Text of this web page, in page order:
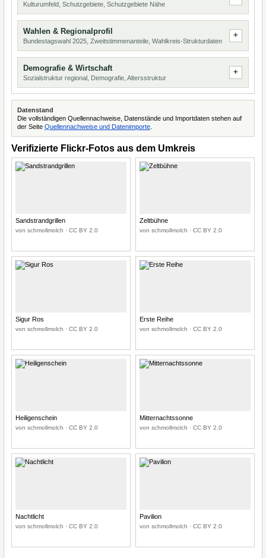
Kulturumfeld, Schutzgebiete, Schutzgebiete Nähe
Wahlen & Regionalprofil
Bundestagswahl 2025, Zweitstimmenanteile, Wahlkreis-Strukturdaten
Demografie & Wirtschaft
Sozialstruktur regional, Demografie, Altersstruktur
Datenstand
Die vollständigen Quellennachweise, Datenstände und Importdaten stehen auf
der Seite Quellennachweise und Datenimporte
Verifizierte Flickr-Fotos aus dem Umkreis
Sandstrandgrillen
von schmollmolch · CC BY 2.0
Zeltbühne
von schmollmolch · CC BY 2.0
Sigur Ros
von schmollmolch · CC BY 2.0
Erste Reihe
von schmollmolch · CC BY 2.0
Heiligenschein
von schmollmolch · CC BY 2.0
Mitternachtssonne
von schmollmolch · CC BY 2.0
Nachtlicht
von schmollmolch · CC BY 2.0
Pavilion
von schmollmolch · CC BY 2.0